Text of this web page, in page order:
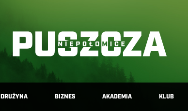
DRUŻYNA BIZNES AKADEMIA KLUB